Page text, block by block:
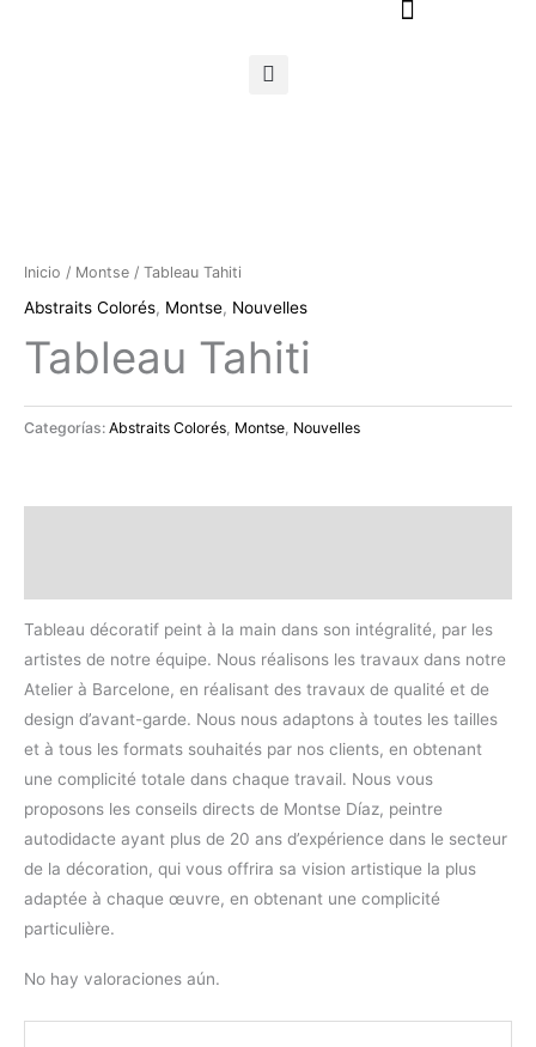
Inicio / Montse / Tableau Tahiti
Abstraits Colorés, Montse, Nouvelles
Tableau Tahiti
Categorías: Abstraits Colorés Montse Nouvelles
Tableau décoratif peint à la main dans son intégralité, par les
artistes de notre équipe. Nous réalisons les travaux dans notre
Atelier à Barcelone, en réalisant des travaux de qualité et de
design d’avant-garde. Nous nous adaptons à toutes les tailles
et à tous les formats souhaités par nos clients, en obtenant
une complicité totale dans chaque travail. Nous vous
proposons les conseils directs de Montse Díaz, peintre
autodidacte ayant plus de 20 ans d’expérience dans le secteur
de la décoration, qui vous offrira sa vision artistique la plus
adaptée à chaque œuvre, en obtenant une complicité
particulière.
No hay valoraciones aún.